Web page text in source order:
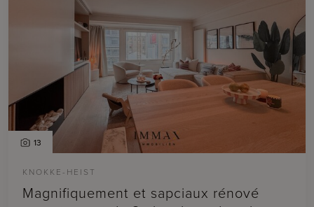
13
KNOKKE-HEIST
Magnifiquement et sapciaux rénové